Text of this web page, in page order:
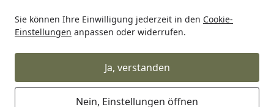
Sie können Ihre Einwilligung jederzeit in den Cookie-
Einstellungen anpassen oder widerrufen.
Ja, verstanden
Nein, Einstellungen öffnen
Startseite
Alles für den Garten Gewächshaus Freistehende
Vitavia Gewächshaus Fokus 4450
inkl. Stahlfundamentrahmen - 3,7
m²